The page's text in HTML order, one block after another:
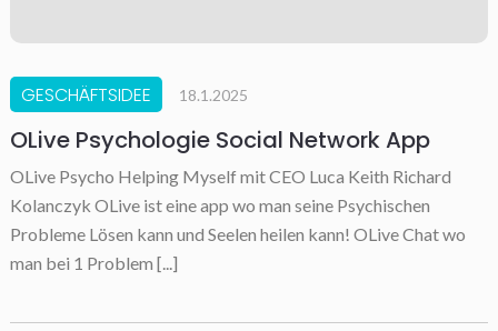
GESCHÄFTSIDEE 18.1.2025
OLive Psychologie Social Network App
OLive Psycho Helping Myself mit CEO Luca Keith Richard
Kolanczyk OLive ist eine app wo man seine Psychischen
Probleme Lösen kann und Seelen heilen kann! OLive Chat wo
man bei 1 Problem [...]